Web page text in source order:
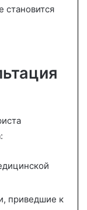
приведшие к